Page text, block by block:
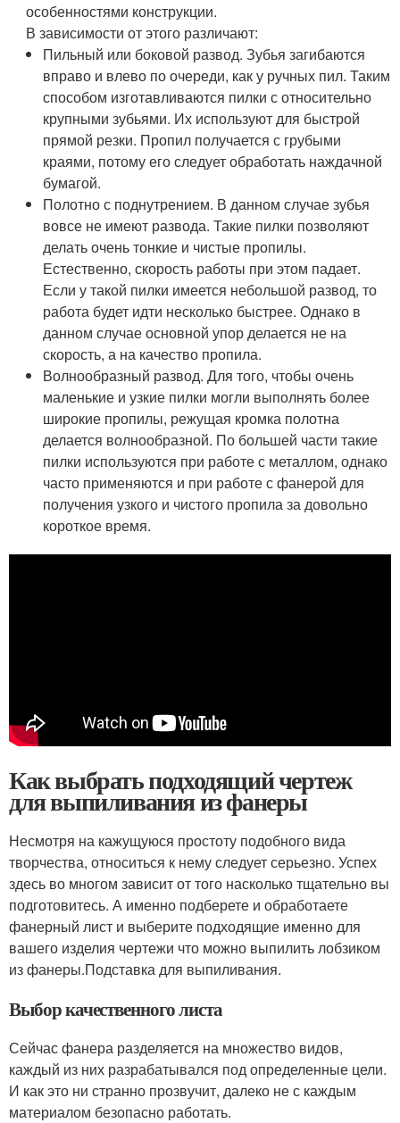
особенностями конструкции.
В зависимости от этого различают:
Пильный или боковой развод. Зубья загибаются
вправо и влево по очереди, как у ручных пил. Таким
способом изготавливаются пилки с относительно
крупными зубьями. Их используют для быстрой
прямой резки. Пропил получается с грубыми
краями, потому его следует обработать наждачной
бумагой.
Полотно с поднутрением. В данном случае зубья
вовсе не имеют развода. Такие пилки позволяют
делать очень тонкие и чистые пропилы.
Естественно, скорость работы при этом падает.
Если у такой пилки имеется небольшой развод, то
работа будет идти несколько быстрее. Однако в
данном случае основной упор делается не на
скорость, а на качество пропила.
Волнообразный развод. Для того, чтобы очень
маленькие и узкие пилки могли выполнять более
широкие пропилы, режущая кромка полотна
делается волнообразной. По большей части такие
пилки используются при работе с металлом, однако
часто применяются и при работе с фанерой для
получения узкого и чистого пропила за довольно
короткое время.
Как выбрать подходящий чертеж
для выпиливания из фанеры
Несмотря на кажущуюся простоту подобного вида
творчества, относиться к нему следует серьезно. Успех
здесь во многом зависит от того насколько тщательно вы
подготовитесь. А именно подберете и обработаете
фанерный лист и выберите подходящие именно для
вашего изделия чертежи что можно выпилить лобзиком
из фанеры.Подставка для выпиливания.
Выбор качественного листа
Сейчас фанера разделяется на множество видов,
каждый из них разрабатывался под определенные цели.
И как это ни странно прозвучит, далеко не с каждым
материалом безопасно работать.